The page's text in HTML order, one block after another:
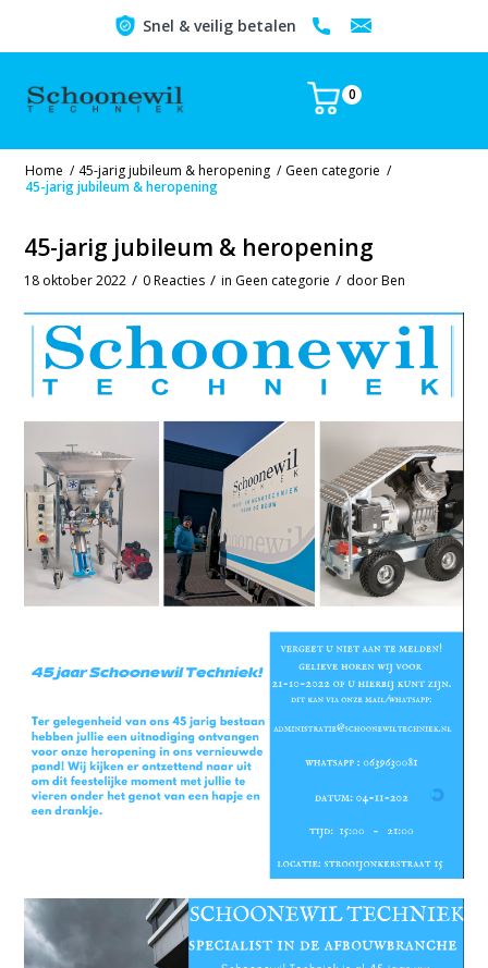
Snel & veilig betalen
0
Home / 45-jarig jubileum & heropening / Geen categorie /
45-jarig jubileum & heropening
45-jarig jubileum & heropening
18 oktober 2022 / 0 Reacties / in Geen categorie / doorBen